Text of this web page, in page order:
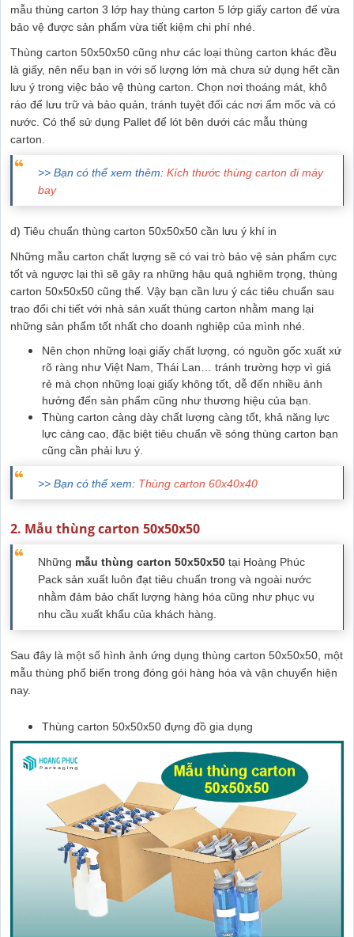
mẫu thùng carton 3 lớp hay thùng carton 5 lớp giấy carton để vừa
bảo vệ được sản phẩm vừa tiết kiệm chi phí nhé.
Thùng carton 50x50x50 cũng như các loại thùng carton khác đều
là giấy, nên nếu bạn in với số lượng lớn mà chưa sử dụng hết cần
lưu ý trong việc bảo vệ thùng carton. Chọn nơi thoáng mát, khô
ráo để lưu trữ và bảo quản, tránh tuyệt đối các nơi ẩm mốc và có
nước. Có thể sử dụng Pallet để lót bên dưới các mẫu thùng
carton.
>> Bạn có thể xem thêm: Kích thước thùng carton đi máy
bay
d) Tiêu chuẩn thùng carton 50x50x50 cần lưu ý khí in
Những mẫu carton chất lượng sẽ có vai trò bảo vệ sản phẩm cực
tốt và ngược lại thì sẽ gây ra những hậu quả nghiêm trọng, thùng
carton 50x50x50 cũng thế. Vậy bạn cần lưu ý các tiêu chuẩn sau
trao đổi chi tiết với nhà sản xuất thùng carton nhằm mang lại
những sản phẩm tốt nhất cho doanh nghiệp của mình nhé.
Nên chọn những loại giấy chất lượng, có nguồn gốc xuất xứ
rõ ràng như Việt Nam, Thái Lan… tránh trường hợp vì giá
rẻ mà chọn những loại giấy không tốt, dễ đến nhiều ảnh
hưởng đến sản phẩm cũng như thương hiệu của bạn.
Thùng carton càng dày chất lượng càng tốt, khả năng lực
lực càng cao, đặc biệt tiêu chuẩn về sóng thùng carton bạn
cũng cần phải lưu ý.
>> Bạn có thể xem: Thùng carton 60x40x40
2. Mẫu thùng carton 50x50x50
Những mẫu thùng carton 50x50x50 tại Hoàng Phúc
Pack sản xuất luôn đạt tiêu chuẩn trong và ngoài nước
nhằm đảm bảo chất lượng hàng hóa cũng như phục vụ
nhu cầu xuất khẩu của khách hàng.
Sau đây là một số hình ảnh ứng dụng thùng carton 50x50x50, một
mẫu thùng phổ biến trong đóng gói hàng hóa và vận chuyển hiện
nay.
Thùng carton 50x50x50 đựng đồ gia dụng